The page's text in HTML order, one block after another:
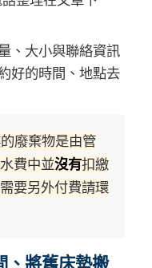
、大小與聯絡資訊
好的時間、地點去
廢棄物是由管
費中並沒有扣繳
要另外付費請環
、將舊床墊搬